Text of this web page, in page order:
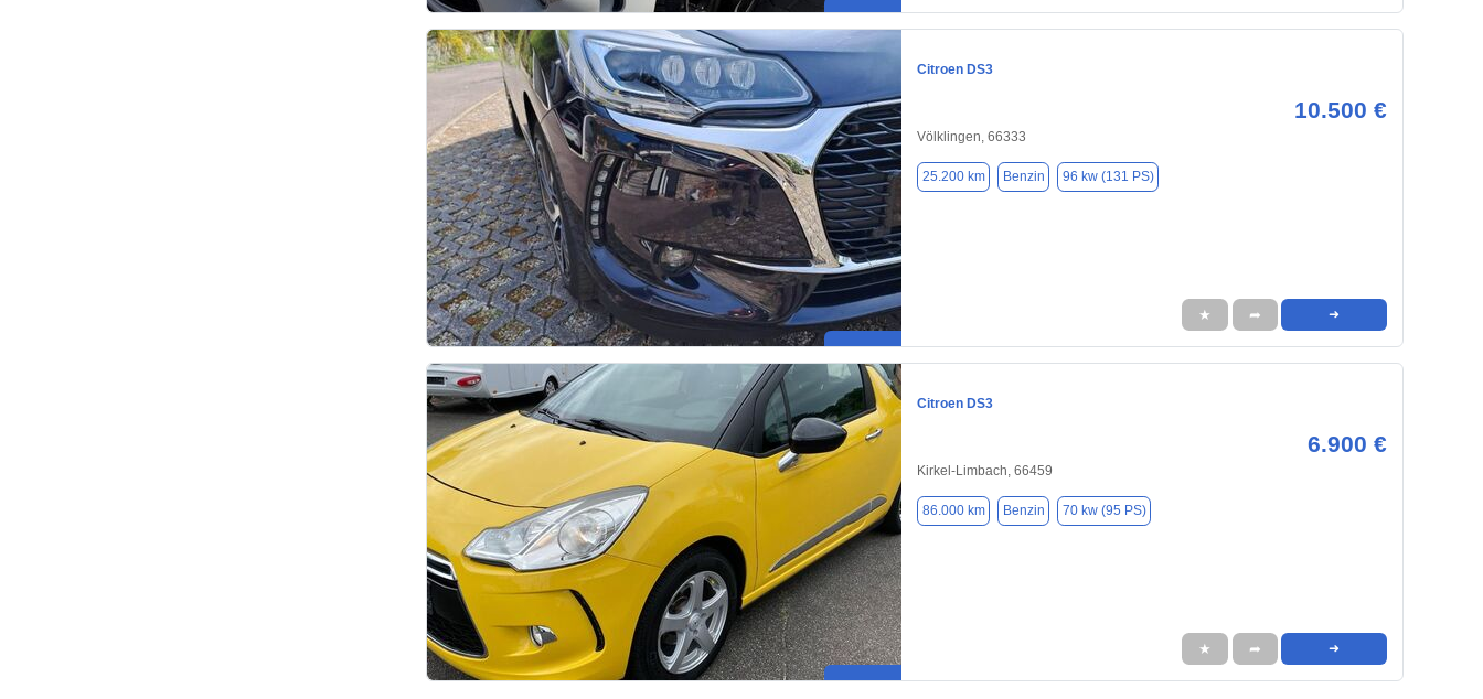
Citroen DS3
10.500 €
Völklingen, 66333
25.200 km Benzin 96 kw (131 PS)
★ ➦ ➜
Citroen DS3
6.900 €
Kirkel-Limbach, 66459
86.000 km Benzin 70 kw (95 PS)
★ ➦ ➜